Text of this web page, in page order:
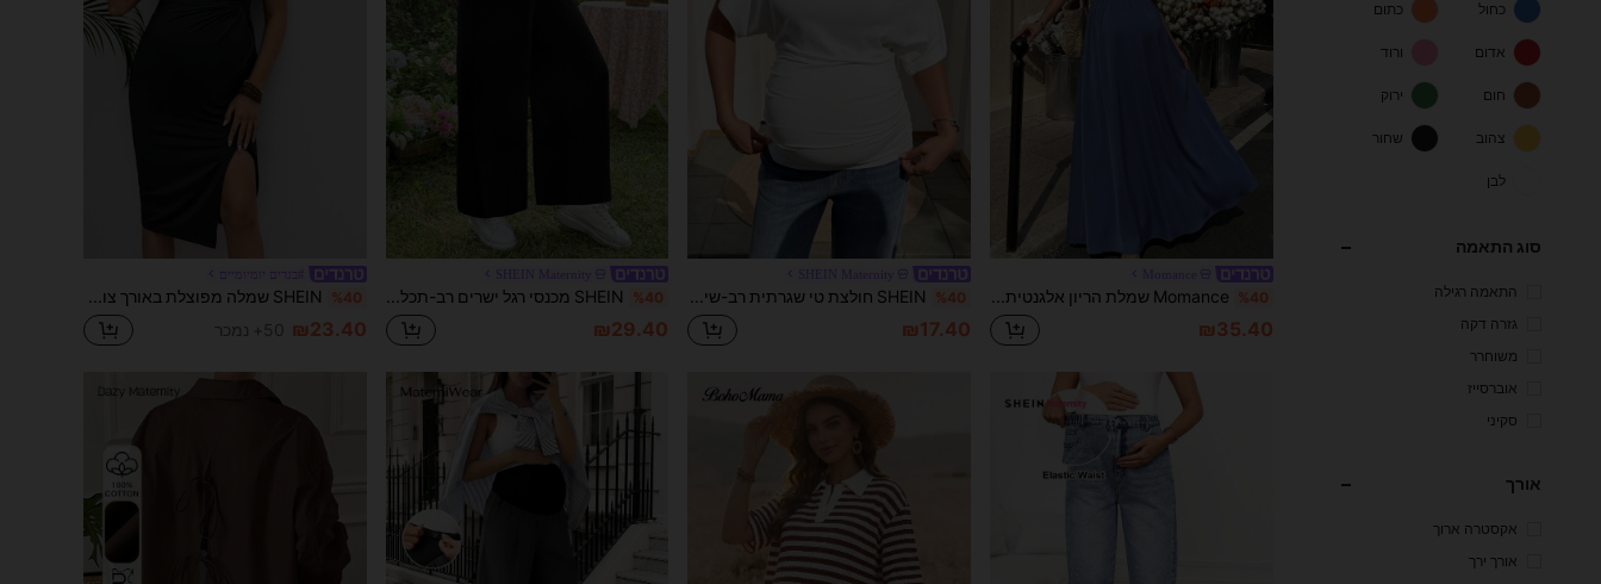
כחול כתום
אדום ורוד
חום ירוק
צהוב שחור
לבן
סוג התאמה
התאמה רגילה
גזרה דקה
משוחרר
אוברסייז
סקיני
אורך
אקסטרה ארוך
אורך ירך
%40
₪35.40
%40
₪17.40
%40
₪29.40
%40
₪23.40 50+ נמכר